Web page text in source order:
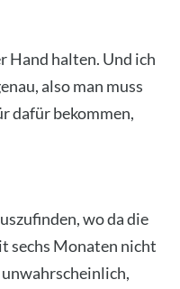
Hand hal­ten. Und ich
also man muss
dafür bekom­men,
wo da die
sechs Mona­ten nicht